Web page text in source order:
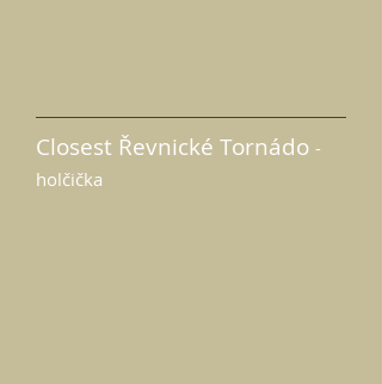
Closest Řevnické Tornádo -
holčička